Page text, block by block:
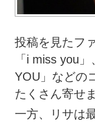
投稿を見たフ
「i miss you
YOU」などの
たくさん寄せ
一方、リサは